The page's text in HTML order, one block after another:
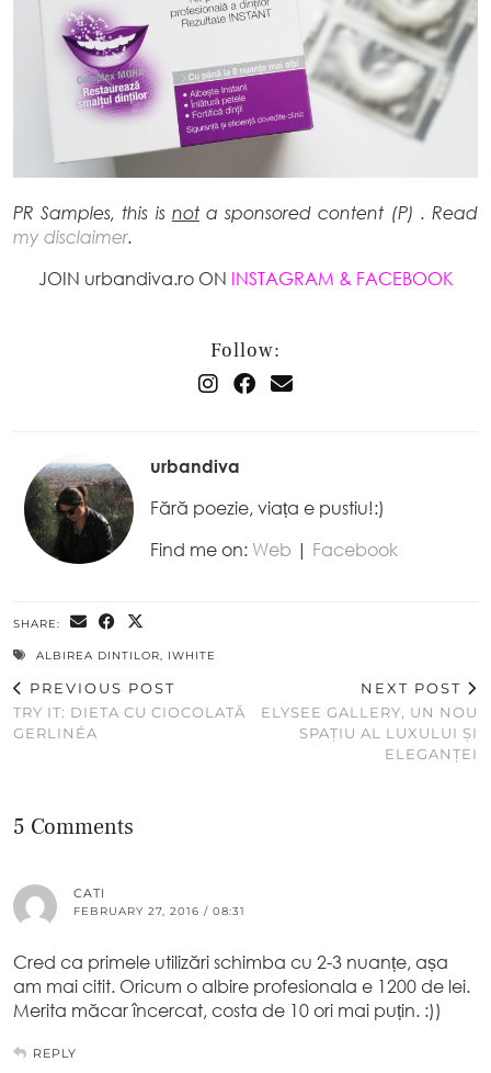
PR Samples, this is nota sponsored content (P) . Read
my disclaimer.
JOIN urbandiva.ro ON INSTAGRAM & FACEBOOK
Follow:
urbandiva
Fără poezie, viața e pustiu!:)
Find me on: Web | Facebook
SHARE:
ALBIREA DINTILOR, IWHITE
PREVIOUS POST
TRY IT: DIETA CU CIOCOLATĂ
GERLINÉA
NEXT POST
ELYSEE GALLERY, UN NOU
SPAȚIU AL LUXULUI ȘI
ELEGANȚEI
5 Comments
CATI
FEBRUARY 27, 2016 / 08:31
Cred ca primele utilizări schimba cu 2-3 nuanțe, așa
am mai citit. Oricum o albire profesionala e 1200 de lei.
Merita măcar încercat, costa de 10 ori mai puțin. :))
REPLY